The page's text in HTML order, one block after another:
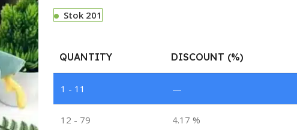
Stok 201
QUANTITY DISCOUNT (%)
1 - 11 —
12 - 79 4.17 %